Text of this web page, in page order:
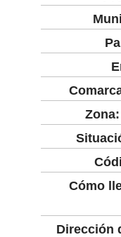
Zona:
Cómo
Dirección